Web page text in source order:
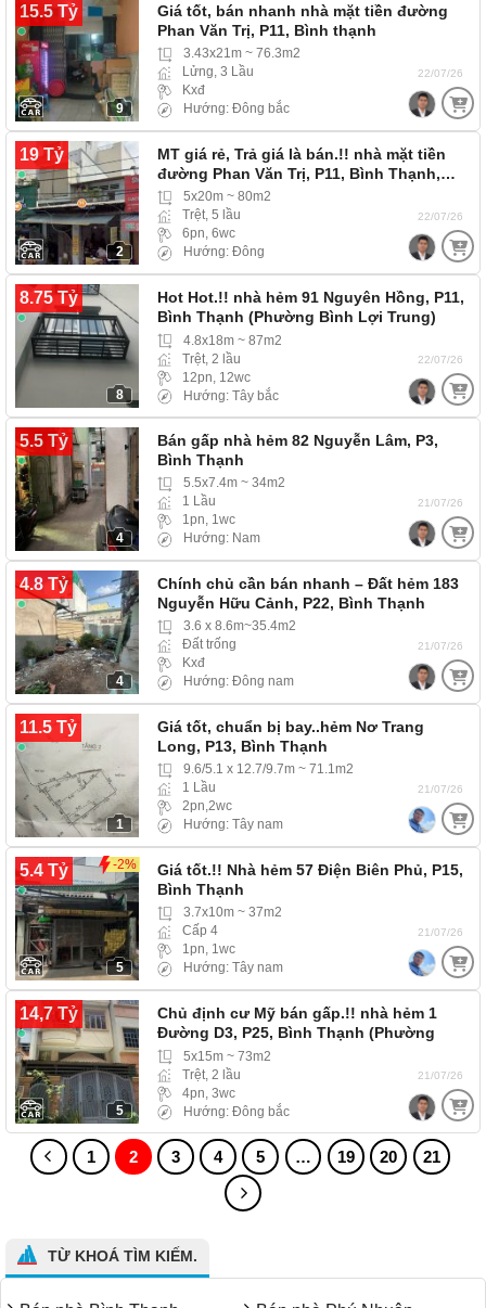
15.5 Tỷ
9
Giá tốt, bán nhanh nhà mặt tiền đường
Phan Văn Trị, P11, Bình thạnh
3.43x21m ~ 76.3m2
Lửng, 3 Lầu
Kxđ
Hướng: Đông bắc
22/07/26
19 Tỷ
2
MT giá rẻ, Trả giá là bán.!! nhà mặt tiền
đường Phan Văn Trị, P11, Bình Thạnh,…
5x20m ~ 80m2
Trệt, 5 lầu
6pn, 6wc
Hướng: Đông
22/07/26
8.75 Tỷ
8
Hot Hot.!! nhà hẻm 91 Nguyên Hồng, P11,
Bình Thạnh (Phường Bình Lợi Trung)
hẻm ba gác
4.8x18m ~ 87m2
Trệt, 2 lầu
12pn, 12wc
Hướng: Tây bắc
22/07/26
5.5 Tỷ
4
Bán gấp nhà hẻm 82 Nguyễn Lâm, P3,
Bình Thạnh
5.5x7.4m ~ 34m2
1 Lầu
1pn, 1wc
Hướng: Nam
21/07/26
4.8 Tỷ
4
Chính chủ cần bán nhanh – Đất hẻm 183
Nguyễn Hữu Cảnh, P22, Bình Thạnh
3.6 x 8.6m~35.4m2
Đất trống
Kxđ
Hướng: Đông nam
21/07/26
11.5 Tỷ
1
Giá tốt, chuẩn bị bay..hẻm Nơ Trang
Long, P13, Bình Thạnh
9.6/5.1 x 12.7/9.7m ~ 71.1m2
1 Lầu
2pn,2wc
Hướng: Tây nam
21/07/26
5.4 Tỷ -2%
5
Giá tốt.!! Nhà hẻm 57 Điện Biên Phủ, P15,
Bình Thạnh
3.7x10m ~ 37m2
Cấp 4
1pn, 1wc
Hướng: Tây nam
21/07/26
14,7 Tỷ
5
Chủ định cư Mỹ bán gấp.!! nhà hẻm 1
Đường D3, P25, Bình Thạnh (Phường
Thạnh Mỹ…
5x15m ~ 73m2
Trệt, 2 lầu
4pn, 3wc
Hướng: Đông bắc
21/07/26
1 2 3 4 5 … 19 20 21
TỪ KHOÁ TÌM KIẾM.